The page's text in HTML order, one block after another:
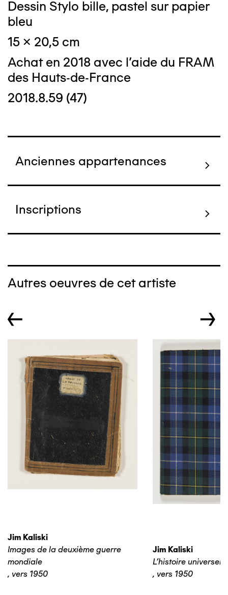
Dessin Stylo bille, pastel sur papier
bleu
15 x 20,5 cm
Achat en 2018 avec l'aide du FRAM
des Hauts-de-France
2018.8.59 (47)
Anciennes appartenances
Inscriptions
Autres oeuvres de cet artiste
← →
Jim Kaliski
Images de la deuxième guerre
mondiale
, vers 1950
Jim Kaliski
L’histoire universelle
, vers 1950